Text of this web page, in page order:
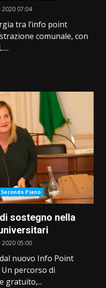
2020 07:04
tra l’info point
comunale, con
Secondo Piano
sostegno nella
2020 05:00
nuovo Info Point
Un percorso di
gratuito,...